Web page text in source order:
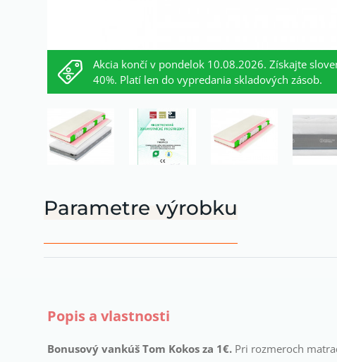
Akcia končí v pondelok 10.08.2026. Získajte
40%. Platí len do vypredania skladových zásob.
Parametre výrobku
Popis a vlastnosti
Bonusový vankúš Tom Kokos za 1€. Pri rozmeroch